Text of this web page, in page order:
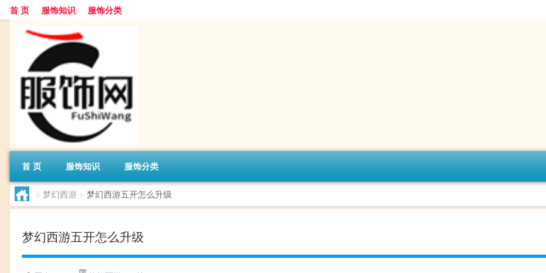
首 页 服饰知识 服饰分类
首 页 服饰知识 服饰分类
> 梦幻西游 > 梦幻西游五开怎么升级
梦幻西游五开怎么升级